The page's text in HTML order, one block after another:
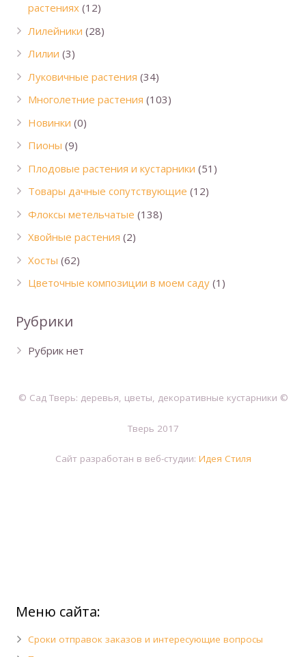
растениях (12)
Лилейники (28)
Лилии (3)
Луковичные растения (34)
Многолетние растения (103)
Новинки (0)
Пионы (9)
Плодовые растения и кустарники (51)
Товары дачные сопутствующие (12)
Флоксы метельчатые (138)
Хвойные растения (2)
Хосты (62)
Цветочные композиции в моем саду (1)
Рубрики
Рубрик нет
© Сад Тверь: деревья, цветы, декоративные кустарники ©
Тверь 2017
Сайт разработан в веб-студии: Идея Стиля
Меню сайта:
Сроки отправок заказов и интересующие вопросы